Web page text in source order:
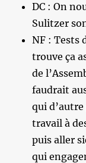
DC : On
Sulitzer
NF : Tests
trouve ça
de
faudrait
qui
travail à
puis aller
qui